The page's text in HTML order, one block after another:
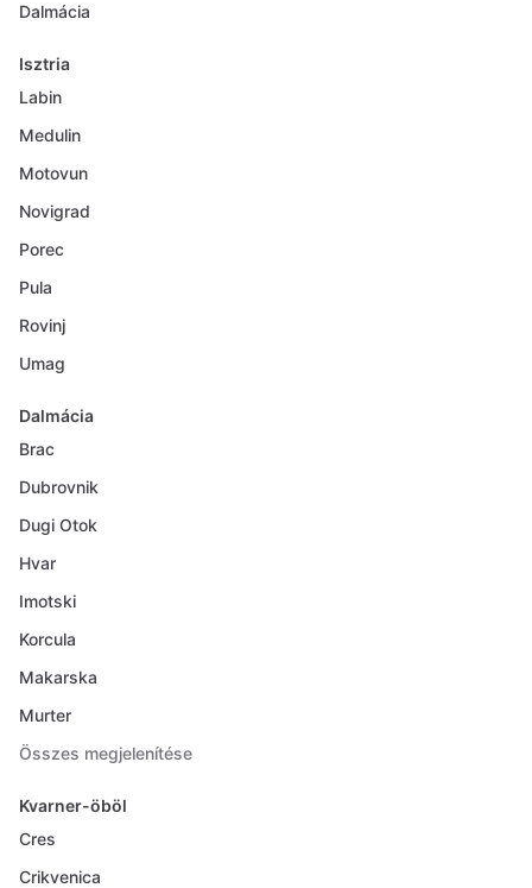
Dalmácia
Isztria
Labin
Medulin
Motovun
Novigrad
Porec
Pula
Rovinj
Umag
Dalmácia
Brac
Dubrovnik
Dugi Otok
Hvar
Imotski
Korcula
Makarska
Murter
Összes megjelenítése
Kvarner-öböl
Cres
Crikvenica